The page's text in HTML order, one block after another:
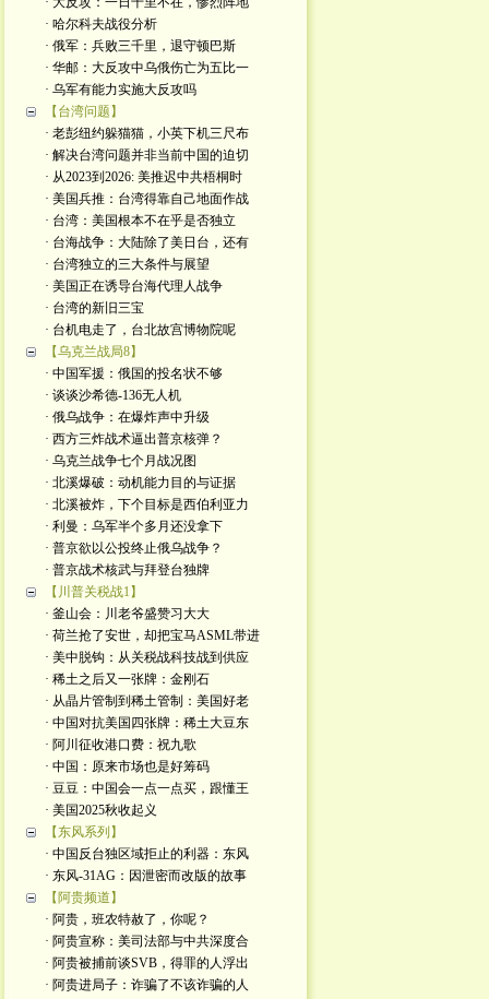
· 哈尔科夫战役分析
· 俄军：兵败三千里，退守顿巴斯
· 华邮：大反攻中乌俄伤亡为五比一
· 乌军有能力实施大反攻吗
【台湾问题】
· 老彭纽约躲猫猫，小英下机三尺布
· 解决台湾问题并非当前中国的迫切
· 从2023到2026: 美推迟中共梧桐时
· 美国兵推：台湾得靠自己地面作战
· 台湾：美国根本不在乎是否独立
· 台海战争：大陆除了美日台，还有
· 台湾独立的三大条件与展望
· 美国正在诱导台海代理人战争
· 台湾的新旧三宝
· 台机电走了，台北故宫博物院呢
【乌克兰战局8】
· 中国军援：俄国的投名状不够
· 谈谈沙希德-136无人机
· 俄乌战争：在爆炸声中升级
· 西方三炸战术逼出普京核弹？
· 乌克兰战争七个月战况图
· 北溪爆破：动机能力目的与证据
· 北溪被炸，下个目标是西伯利亚力
· 利曼：乌军半个多月还没拿下
· 普京欲以公投终止俄乌战争？
· 普京战术核武与拜登台独牌
【川普关税战1】
· 釜山会：川老爷盛赞习大大
· 荷兰抢了安世，却把宝马ASML带进
· 美中脱钩：从关税战科技战到供应
· 稀土之后又一张牌：金刚石
· 从晶片管制到稀土管制：美国好老
· 中国对抗美国四张牌：稀土大豆东
· 阿川征收港口费：祝九歌
· 中国：原来市场也是好筹码
· 豆豆：中国会一点一点买，跟懂王
· 美国2025秋收起义
【东风系列】
· 中国反台独区域拒止的利器：东风
· 东风-31AG：因泄密而改版的故事
【阿贵频道】
· 阿贵，班农特赦了，你呢？
· 阿贵宣称：美司法部与中共深度合
· 阿贵被捕前谈SVB，得罪的人浮出
· 阿贵进局子：诈骗了不该诈骗的人